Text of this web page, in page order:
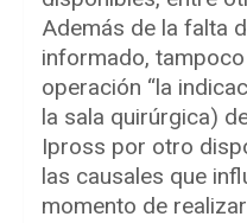
Además de la falta
informado,
operación “la
la sala quirúrgica)
Ipross por otro
las causales que
momento de